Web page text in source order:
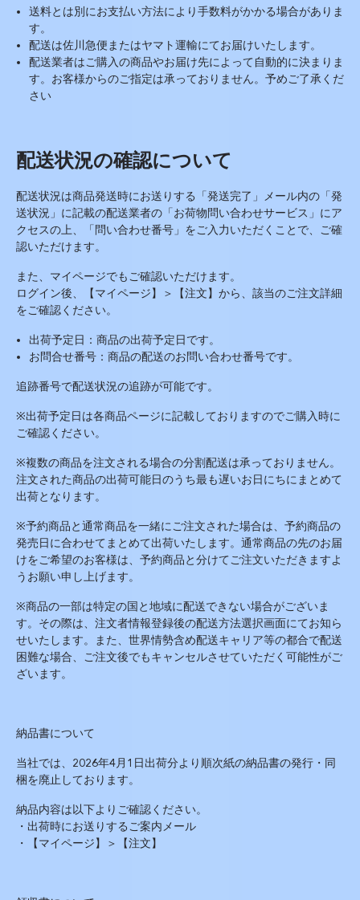
送料とは別にお支払い方法により手数料がかかる場合がありま
す。
配送は佐川急便またはヤマト運輸にてお届けいたします。
配送業者はご購入の商品やお届け先によって自動的に決まりま
す。お客様からのご指定は承っておりません。予めご了承くだ
さい
配送状況の確認について
配送状況は商品発送時にお送りする「発送完了」メール内の「発
送状況」に記載の配送業者の「お荷物問い合わせサービス」にア
クセスの上、「問い合わせ番号」をご入力いただくことで、ご確
認いただけます。
また、マイページでもご確認いただけます。
ログイン後、【マイページ】＞【注文】から、該当のご注文詳細
をご確認ください。
出荷予定日：商品の出荷予定日です。
お問合せ番号：商品の配送のお問い合わせ番号です。
追跡番号で配送状況の追跡が可能です。
※出荷予定日は各商品ページに記載しておりますのでご購入時に
ご確認ください。
※複数の商品を注文される場合の分割配送は承っておりません。
注文された商品の出荷可能日のうち最も遅いお日にちにまとめて
出荷となります。
※予約商品と通常商品を一緒にご注文された場合は、予約商品の
発売日に合わせてまとめて出荷いたします。通常商品の先のお届
けをご希望のお客様は、予約商品と分けてご注文いただきますよ
うお願い申し上げます。
※商品の一部は特定の国と地域に配送できない場合がございま
す。その際は、注文者情報登録後の配送方法選択画面にてお知ら
せいたします。また、世界情勢含め配送キャリア等の都合で配送
困難な場合、ご注文後でもキャンセルさせていただく可能性がご
ざいます。
納品書について
当社では、2026年4月1日出荷分より順次紙の納品書の発行・同
梱を廃止しております。
納品内容は以下よりご確認ください。
・出荷時にお送りするご案内メール
・【マイページ】＞【注文】